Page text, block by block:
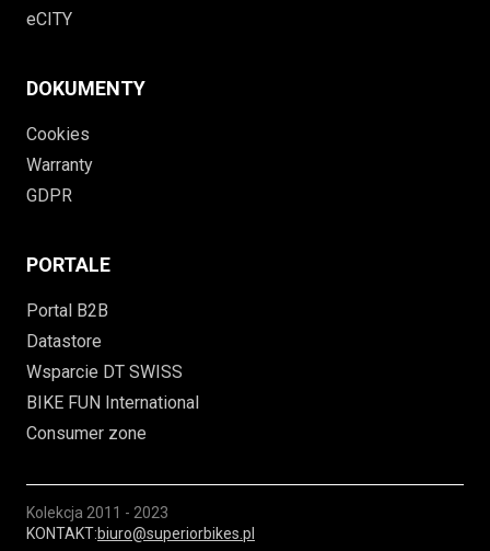
eCITY
DOKUMENTY
Cookies
Warranty
GDPR
PORTALE
Portal B2B
Datastore
Wsparcie DT SWISS
BIKE FUN International
Consumer zone
Kolekcja 2011 - 2023
KONTAKT:biuro@superiorbikes.pl